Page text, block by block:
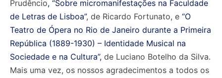
Prudêncio, “Sobre micromanifestações na Faculdade
de Letras de Lisboa”, de Ricardo Fortunato, e “O
Teatro de Ópera no Rio de Janeiro durante a Primeira
República (1889-1930) – Identidade Musical na
Sociedade e na Cultura”, de Luciano Botelho da Silva.
Mais uma vez, os nossos agradecimentos a todos os